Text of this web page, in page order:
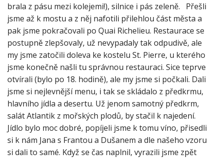
brala z pásu mezi kolejemi!), silnice i pás zeleně. Přešli
jsme až k mostu a z něj nafotili přilehlou část města a
pak jsme pokračovali po Quai Richelieu. Restaurace se
postupně zlepšovaly, už nevypadaly tak odpudivě, ale
my jsme zatočili doleva ke kostelu St. Pierre, u kterého
jsme konečně našli tu správnou restauraci. Sice teprve
otvírali (bylo po 18. hodině), ale my jsme si počkali. Dali
jsme si nejlevnější menu, i tak se skládalo z předkrmu,
hlavního jídla a desertu. Už jenom samotný předkrm,
salát Atlantik z mořských plodů, by stačil k najedení.
Jídlo bylo moc dobré, popíjeli jsme k tomu víno, přisedli
si k nám Jana s Frantou a Dušanem a dle našeho vzoru
si dali to samé. Když se čas naplnil, vyrazili jsme zpět